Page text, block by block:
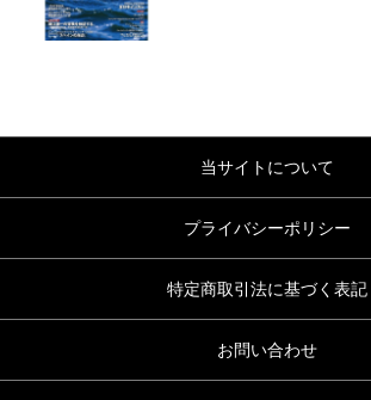
当サイトについて
プライバシーポリシー
特定商取引法に基づく表記
お問い合わせ